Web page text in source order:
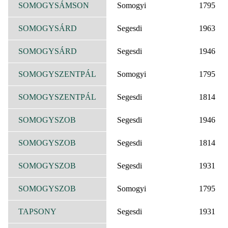
SOMOGYSÁMSON Somogyi 1795
SOMOGYSÁRD Segesdi 1963
SOMOGYSÁRD Segesdi 1946
SOMOGYSZENTPÁL Somogyi 1795
SOMOGYSZENTPÁL Segesdi 1814
SOMOGYSZOB Segesdi 1946
SOMOGYSZOB Segesdi 1814
SOMOGYSZOB Segesdi 1931
SOMOGYSZOB Somogyi 1795
TAPSONY Segesdi 1931